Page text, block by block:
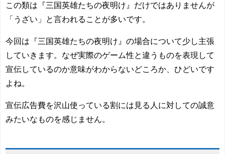
この類は『三国英雄たちの夜明け』だけではありませんが
「うざい」と言われることが多いです。
今回は『三国英雄たちの夜明け』の場合について少し主張
していきます。なぜ実際のゲーム性と違うものを表現して
宣伝しているのか意味がわからないどころか、ひどいです
よね。
宣伝広告費を沢山使っている割には見る人に対しての誠意
みたいなものを感じません。